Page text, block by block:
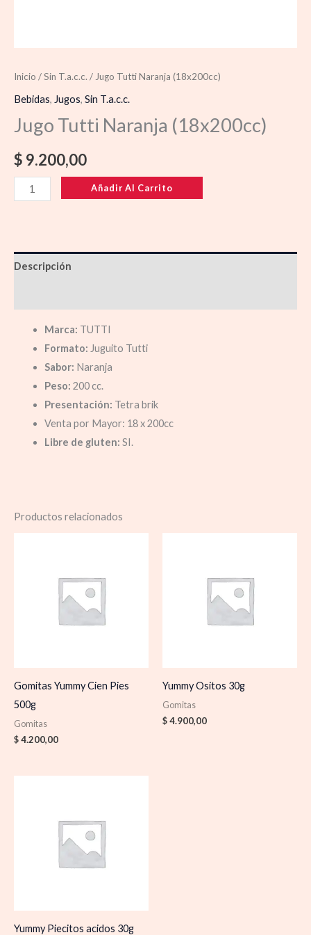
Inicio /Sin T.a.c.c. / Jugo Tutti Naranja (18x200cc)
Bebidas, Jugos, Sin T.a.c.c.
Jugo Tutti Naranja (18x200cc)
$ 9.200,00
Añadir Al Carrito
Descripción
Marca: TUTTI
Formato: Juguito Tutti
Sabor: Naranja
Peso: 200 cc.
Presentación: Tetra brik
Venta por Mayor: 18 x 200cc
Libre de gluten: SI.
Productos relacionados
Gomitas Yummy Cien Pies
500g
Gomitas
$4.200,00
Yummy Ositos 30g
Gomitas
$4.900,00
Yummy Piecitos acidos 30g